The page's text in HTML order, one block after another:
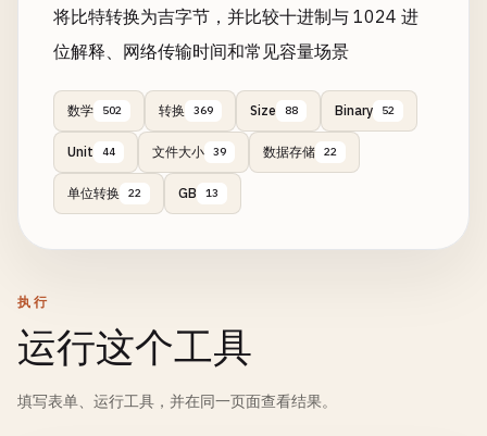
将比特转换为吉字节，并比较十进制与 1024 进
位解释、网络传输时间和常见容量场景
数学 502 转换 369 Size 88 Binary 52
Unit 44 文件大小 39 数据存储 22
单位转换 22 GB 13
执行
运行这个工具
填写表单、运行工具，并在同一页面查看结果。